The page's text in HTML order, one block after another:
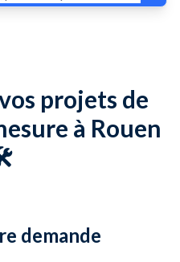
projets de
à Rouen
demande